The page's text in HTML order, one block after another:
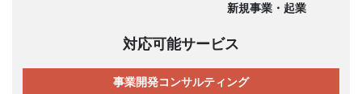
新規事業・起業
対応可能サービス
事業開発コンサルティング